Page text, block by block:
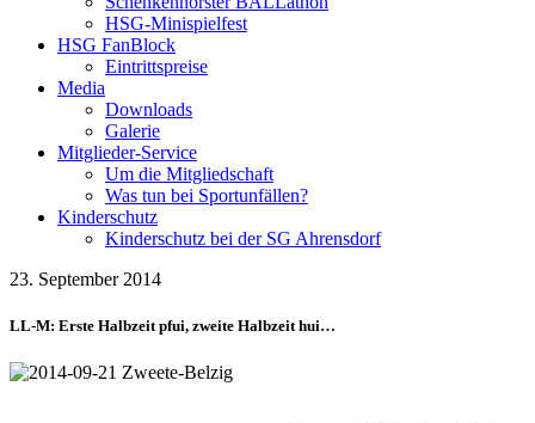
HSG-Minispielfest
HSG FanBlock
Eintrittspreise
Media
Downloads
Galerie
Mitglieder-Service
Um die Mitgliedschaft
Was tun bei Sportunfällen?
Kinderschutz
Kinderschutz bei der SG Ahrensdorf
23. September 2014
LL-M: Erste Halbzeit pfui, zweite Halbzeit hui…